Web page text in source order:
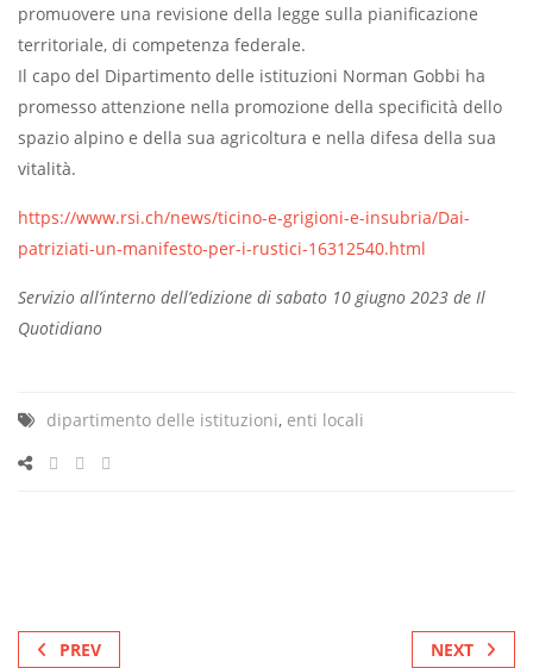
promuovere una revisione della legge sulla pianificazione
territoriale, di competenza federale.
Il capo del Dipartimento delle istituzioni Norman Gobbi ha
promesso attenzione nella promozione della specificità dello
spazio alpino e della sua agricoltura e nella difesa della sua
vitalità.
https://www.rsi.ch/news/ticino-e-grigioni-e-insubria/Dai-
patriziati-un-manifesto-per-i-rustici-16312540.html
Servizio all’interno dell’edizione di sabato 10 giugno 2023 de Il
Quotidiano
dipartimento delle istituzioni, enti locali
PREV NEXT